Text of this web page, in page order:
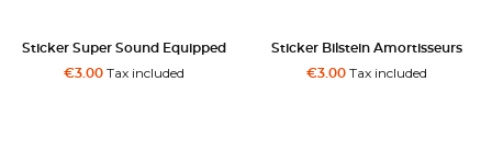
Sticker Super Sound Equipped
€3.00Tax included
Sticker Bilstein Amortisseurs
€3.00 Tax included